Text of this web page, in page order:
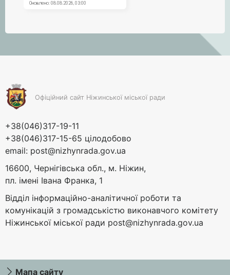
Офіційний сайт Ніжинської міської ради
+38(046)317-19-11
+38(046)317-15-65 цілодобово
email: post@nizhynrada.gov.ua
16600, Чернігівська обл., м. Ніжин,
пл. імені Івана Франка, 1
Відділ інформаційно-аналітичної роботи та
комунікацій з громадськістю виконавчого комітету
Ніжинської міської ради post@nizhynrada.gov.ua
Мапа сайту